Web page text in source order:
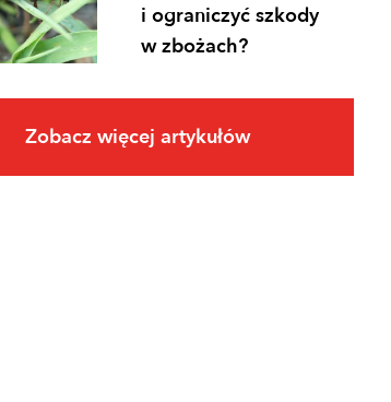
i ograniczyć szkody
w zbożach?
Zobacz więcej artykułów